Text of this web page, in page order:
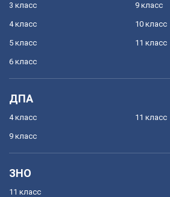
3 класс
4 класс
5 класс
6 класс
9 класс
10 класс
11 класс
ДПА
4 класс
9 класс
11 класс
ЗНО
11 класс